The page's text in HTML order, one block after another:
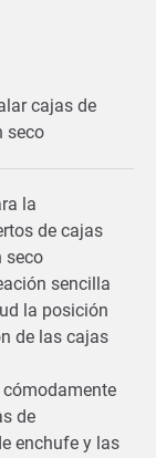
cajas de
seco
la
de cajas
seco
sencilla
la posición
de las cajas
de
enchufe y las